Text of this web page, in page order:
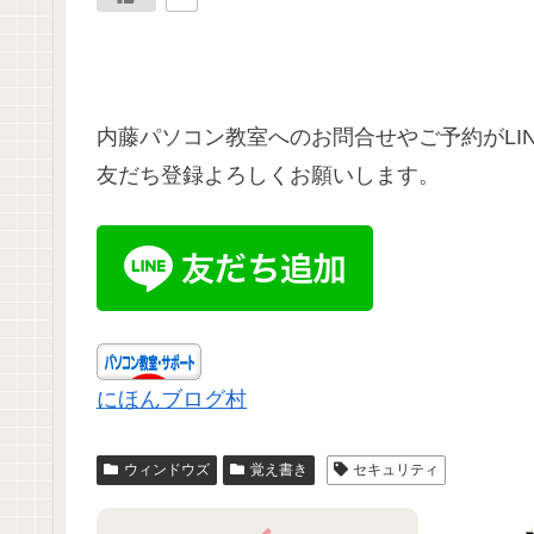
内藤パソコン教室へのお問合せやご予約が
友だち登録よろしくお願いします。
にほんブログ村
ウィンドウズ 覚え書き セキュリティ